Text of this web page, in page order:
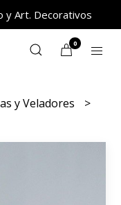
y Art. Decorativos
0
y Veladores